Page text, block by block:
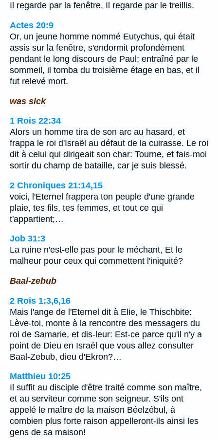
Il regarde par la fenêtre, Il regarde par le treillis.
Actes 20:9
Or, un jeune homme nommé Eutychus, qui était
assis sur la fenêtre, s'endormit profondément
pendant le long discours de Paul; entraîné par le
sommeil, il tomba du troisième étage en bas, et il
fut relevé mort.
was sick
1 Rois 22:34
Alors un homme tira de son arc au hasard, et
frappa le roi d'Israël au défaut de la cuirasse. Le roi
dit à celui qui dirigeait son char: Tourne, et fais-moi
sortir du champ de bataille, car je suis blessé.
2 Chroniques 21:14,15
voici, l'Eternel frappera ton peuple d'une grande
plaie, tes fils, tes femmes, et tout ce qui
t'appartient;…
Job 31:3
La ruine n'est-elle pas pour le méchant, Et le
malheur pour ceux qui commettent l'iniquité?
Baal-zebub
2 Rois 1:3,6,16
Mais l'ange de l'Eternel dit à Elie, le Thischbite:
Lève-toi, monte à la rencontre des messagers du
roi de Samarie, et dis-leur: Est-ce parce qu'il n'y a
point de Dieu en Israël que vous allez consulter
Baal-Zebub, dieu d'Ekron?…
Matthieu 10:25
Il suffit au disciple d'être traité comme son maître,
et au serviteur comme son seigneur. S'ils ont
appelé le maître de la maison Béelzébul, à
combien plus forte raison appelleront-ils ainsi les
gens de sa maison!